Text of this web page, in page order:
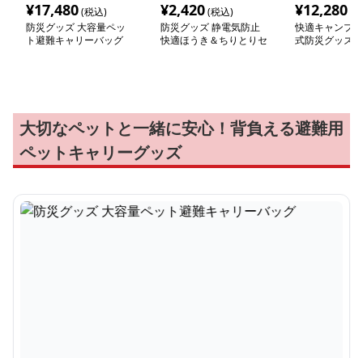
¥17,480(税込)
防災グッズ 大容量ペッ
ト避難キャリーバッグ
¥2,420(税込)
防災グッズ 静電気防止
快適ほうき＆ちりとりセ
¥12,280
快適キャンプ
式防災グッズ
大切なペットと一緒に安心！背負える避難用
ペットキャリーグッズ